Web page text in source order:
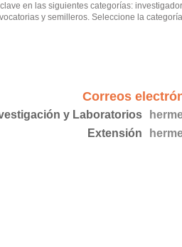
en las siguientes categorías:
y semilleros. Seleccione la
Correos
y Laboratorios
Extensión